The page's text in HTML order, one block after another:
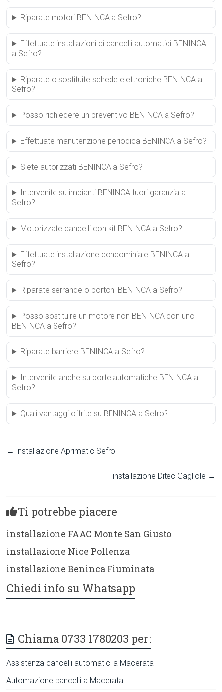
Riparate motori BENINCA a Sefro?
Effettuate installazioni di cancelli automatici BENINCA
a Sefro?
Riparate o sostituite schede elettroniche BENINCA a
Sefro?
Posso richiedere un preventivo BENINCA a Sefro?
Effettuate manutenzione periodica BENINCA a Sefro?
Siete autorizzati BENINCA a Sefro?
Intervenite su impianti BENINCA fuori garanzia a
Sefro?
Motorizzate cancelli con kit BENINCA a Sefro?
Effettuate installazione condominiale BENINCA a
Sefro?
Riparate serrande o portoni BENINCA a Sefro?
Posso sostituire un motore non BENINCA con uno
BENINCA a Sefro?
Riparate barriere BENINCA a Sefro?
Intervenite anche su porte automatiche BENINCA a
Sefro?
Quali vantaggi offrite su BENINCA a Sefro?
← installazione Aprimatic Sefro
installazione Ditec Gagliole →
Ti potrebbe piacere
installazione FAAC Monte San Giusto
installazione Nice Pollenza
installazione Beninca Fiuminata
Chiedi info su Whatsapp
Chiama 0733 1780203 per:
Assistenza cancelli automatici a Macerata
Automazione cancelli a Macerata